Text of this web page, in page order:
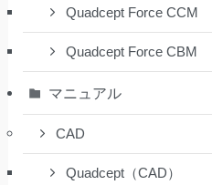
Quadcept Force CCM
Quadcept Force CBM
マニュアル
CAD
Quadcept（CAD）